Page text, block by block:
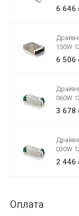
6 646
150W
6 506
060W
3 678
030W
2 446
Оплата